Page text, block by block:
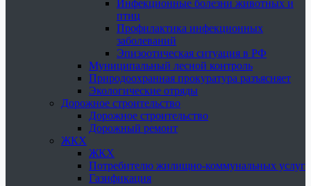
Инфекционные болезни животных и
птиц
Профилактика инфекционных
заболеваний
Эпизоотическая ситуация в РФ
Муниципальный лесной контроль
Природоохранная прокуратура разъясняет
Экологические отряды
Дорожное строительство
Дорожное строительство
Дорожный ремонт
ЖКХ
ЖКХ
Потребителю жилищно-коммунальных услуг
Газификация